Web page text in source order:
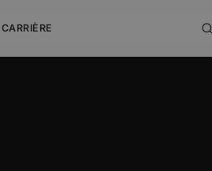
CARRIÈRE